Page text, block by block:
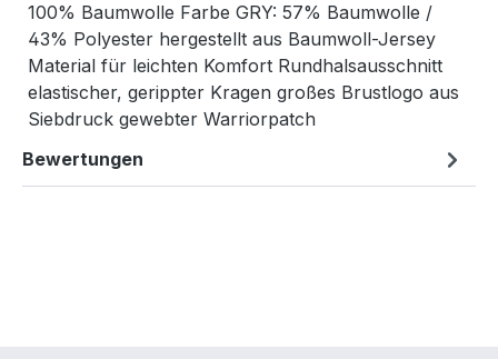
100% Baumwolle Farbe GRY: 57% Baumwolle /
43% Polyester hergestellt aus Baumwoll-Jersey
Material für leichten Komfort Rundhalsausschnitt
elastischer, gerippter Kragen großes Brustlogo aus
Siebdruck gewebter Warriorpatch
Bewertungen